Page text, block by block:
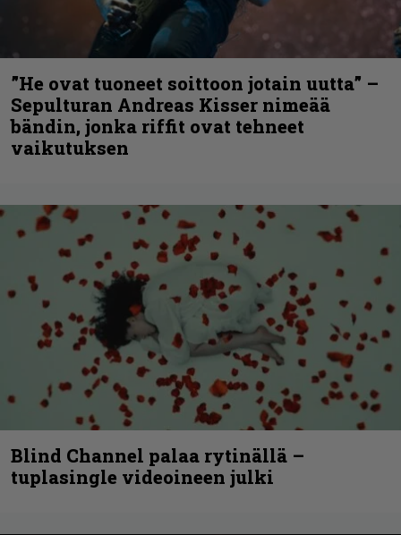
”He ovat tuoneet soittoon jotain uutta” –
Sepulturan Andreas Kisser nimeää
bändin, jonka riffit ovat tehneet
vaikutuksen
Blind Channel palaa rytinällä –
tuplasingle videoineen julki